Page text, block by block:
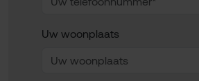
Uw woonplaats